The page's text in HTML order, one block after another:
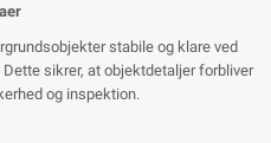
stabile og klare ved
sikrer, at objektdetaljer forbliver
og inspektion.